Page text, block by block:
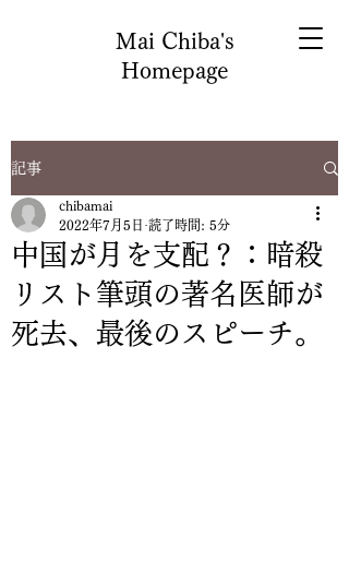
Mai Chiba's
Homepage
記事
中国が月を支配？：暗殺
リスト筆頭の著名医師が
死去、最後のスピーチ。
chibamai
2022年7月5日 読了時間: 5分